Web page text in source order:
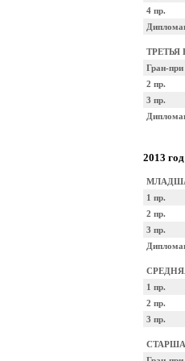
4 пр.
ТРЕТЬЯ
Гран-при
2 пр.
3 пр.
2013 год
1 пр.
2 пр.
3 пр.
1 пр.
2 пр.
3 пр.